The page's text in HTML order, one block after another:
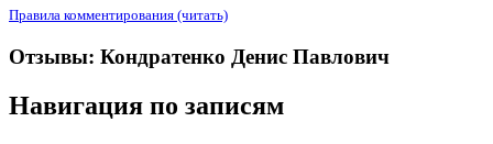
Правила комментирования (читать)
Отзывы: Кондратенко Денис Павлович
Навигация по записям